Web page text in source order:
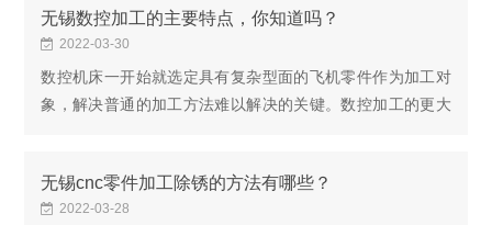
无锡数控加工的主要特点，你知道吗？
2022-03-30
数控机床一开始就选定具有复杂型面的飞机零件作为加工对
象，解决普通的加工方法难以解决的关键。数控加工的更大
无锡cnc零件加工除锈的方法有哪些？
2022-03-28